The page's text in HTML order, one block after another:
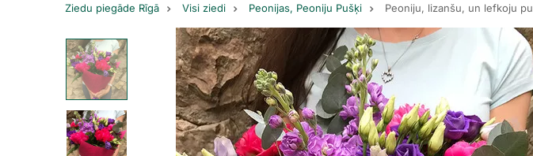
Ziedu piegāde Rīgā Visi ziedi Peonijas, Peoniju Pušķi Peoniju, lizanšu, un lefkoju
Peoniju,
lizanšu,
un
lefkoju
pušķis
ar
eilkaliptu